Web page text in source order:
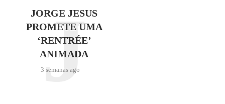
JORGE JESUS
PROMETE UMA
‘RENTRÉE’
ANIMADA
3 semanas ago
J